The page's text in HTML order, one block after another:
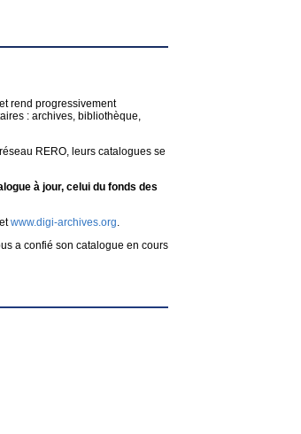
rend progressivement
: archives, bibliothèque,
RERO, leurs catalogues se
à jour, celui du fonds des
etwww.digi-archives.org.
a confié son catalogue en cours